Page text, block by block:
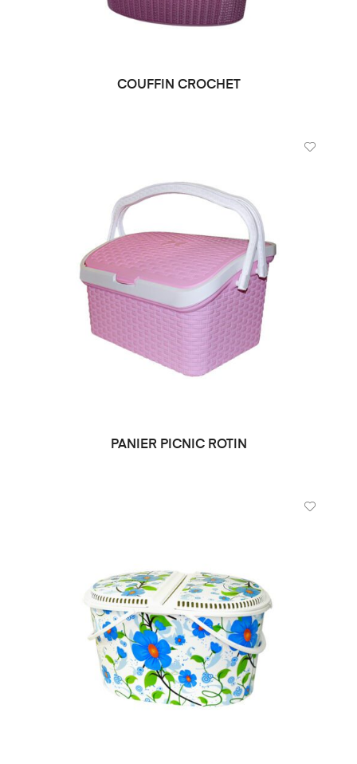
COUFFIN CROCHET
PANIER PICNIC ROTIN